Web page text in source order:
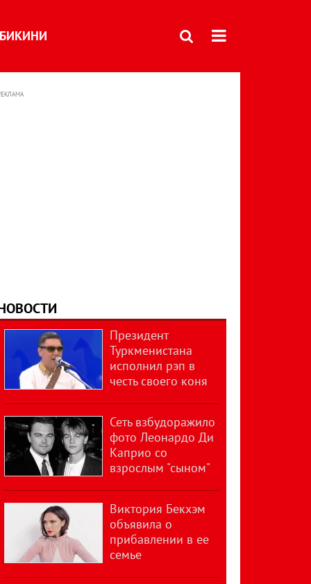
БИКИНИ
Президент
Туркменистана
исполнил рэп в
честь своего коня
Сеть взбудоражило
фото Леонардо Ди
Каприо со
взрослым "сыном"
Виктория Бекхэм
объявила о
прибавлении в ее
семье